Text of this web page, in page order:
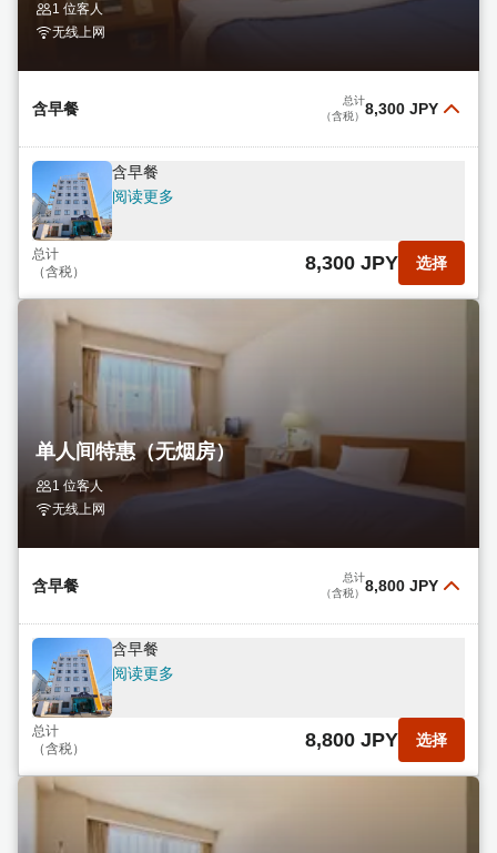
1 位客人
无线上网
含早餐
总计
（含税） 8,300 JPY
含早餐
阅读更多
总计
（含税）
8,300 JPY 选择
单人间特惠（无烟房）
1 位客人
无线上网
含早餐
总计
（含税） 8,800 JPY
含早餐
阅读更多
总计
（含税）
8,800 JPY 选择